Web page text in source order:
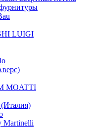
LUIGI
MOATTI
Martinelli